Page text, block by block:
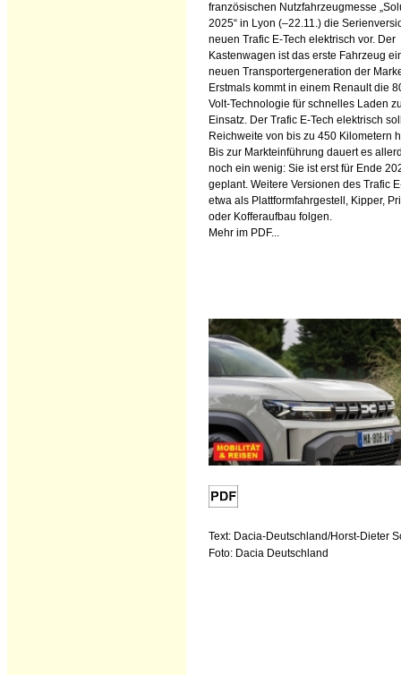
französischen Nutzfahrzeugmesse
2025“ in Lyon (–22.11.) die
neuen Trafic E-Tech elektrisch vor. Der
Kastenwagen ist das erste Fahrzeug
neuen Transportergeneration der
Erstmals kommt in einem Renault die
Volt-Technologie für schnelles Laden
Einsatz. Der Trafic E-Tech elektrisch
Reichweite von bis zu 450 Kilometern
Bis zur Markteinführung dauert es
noch ein wenig: Sie ist erst für Ende
geplant. Weitere Versionen des Trafic
etwa als Plattformfahrgestell, Kipper,
oder Kofferaufbau folgen.
Mehr im PDF...
Text: Dacia-Deutschland/Horst-Dieter
Foto: Dacia Deutschland